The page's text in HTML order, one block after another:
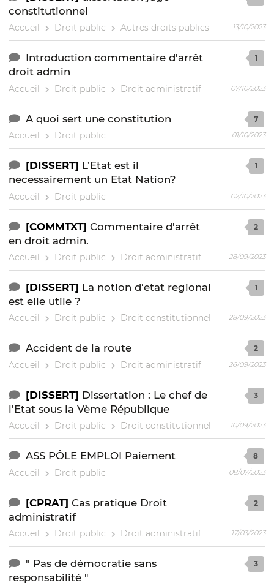
constitutionnel
Accueil Droit public Autres droits publics 13/10/2023
Introduction commentaire d'arrêt
droit admin
Accueil Droit public Droit administratif
1
07/10/2023
A quoi sert une constitution
Accueil Droit public
7
01/10/2023
[DISSERT] L’Etat est il
necessairement un Etat Nation?
Accueil Droit public
1
02/10/2023
[COMMTXT] Commentaire d'arrêt
en droit admin.
Accueil Droit public Droit administratif
2
28/09/2023
[DISSERT] La notion d’etat regional
est elle utile ?
Accueil Droit public Droit constitutionnel
1
28/09/2023
Accident de la route
Accueil Droit public Droit administratif
2
26/09/2023
[DISSERT] Dissertation : Le chef de
l'Etat sous la Vème République
Accueil Droit public Droit constitutionnel
3
10/09/2023
ASS PÔLE EMPLOI Paiement
Accueil Droit public
8
08/07/2023
[CPRAT] Cas pratique Droit
administratif
Accueil Droit public Droit administratif
2
17/03/2023
" Pas de démocratie sans
responsabilité "
3